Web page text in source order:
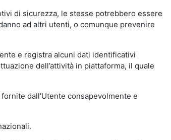
di sicurezza, le stesse potrebbero essere
ad altri utenti, o comunque prevenire
e registra alcuni dati identificativi
dell’attività in piattaforma, il quale
dall'Utente consapevolmente e